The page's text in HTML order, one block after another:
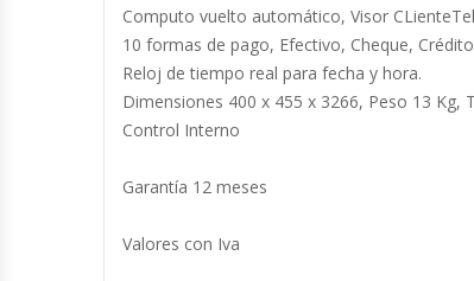
Dispensadores De Salsas
Computo vuelto automático, Visor
10 formas de pago, Efectivo, Cheque,
Reloj de tiempo real para fecha y hora.
Dimensiones 400 x 455 x 3266, Peso 13 Kg,
Control Interno
Garantía 12 meses
Valores con Iva